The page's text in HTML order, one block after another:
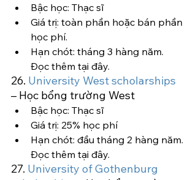
Bậc học: Thạc sĩ
Giá trị: toàn phần hoặc bán phần
học phí.
Hạn chót: tháng 3 hàng năm.
Đọc thêm tại đây.
26. University West scholarships
– Học bổng trường West
Bậc học: Thạc sĩ
Giá trị: 25% học phí
Hạn chót: đầu tháng 2 hàng năm.
Đọc thêm tại đây.
27. University of Gothenburg